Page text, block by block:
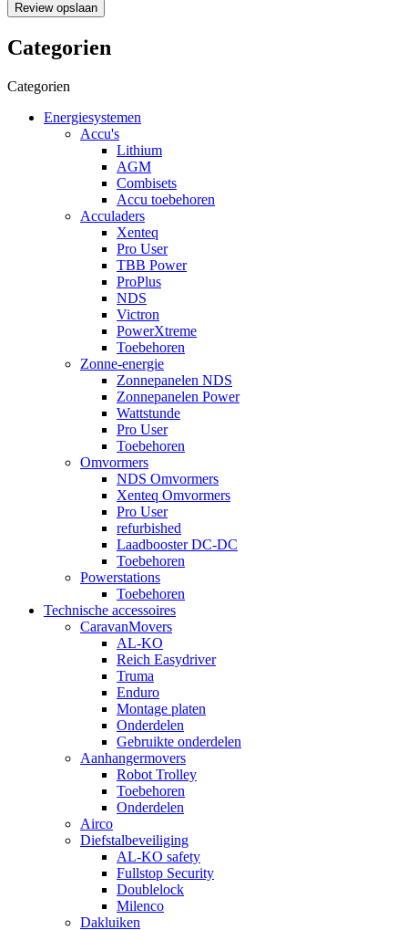
Review opslaan
Categorien
Categorien
Energiesystemen
Accu's
Lithium
AGM
Combisets
Accu toebehoren
Acculaders
Xenteq
Pro User
TBB Power
ProPlus
NDS
Victron
PowerXtreme
Toebehoren
Zonne-energie
Zonnepanelen NDS
Zonnepanelen Power
Wattstunde
Pro User
Toebehoren
Omvormers
NDS Omvormers
Xenteq Omvormers
Pro User
refurbished
Laadbooster DC-DC
Toebehoren
Powerstations
Toebehoren
Technische accessoires
CaravanMovers
AL-KO
Reich Easydriver
Truma
Enduro
Montage platen
Onderdelen
Gebruikte onderdelen
Aanhangermovers
Robot Trolley
Toebehoren
Onderdelen
Airco
Diefstalbeveiliging
AL-KO safety
Fullstop Security
Doublelock
Milenco
Dakluiken